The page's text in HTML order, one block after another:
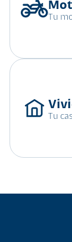
Tu
Tu